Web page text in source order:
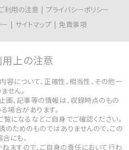
利用の注意
プライバシーポリシー
サイトマップ 免責事項
用上の注意
について、正確性、相当性、その他一
せん。
画、記事等の情報は、収録時点のもの
場合があります。
になるなどご自身でご確認ください。
のためのものではありませんので、この
にも、
ますので、ご自身の責任において行わ